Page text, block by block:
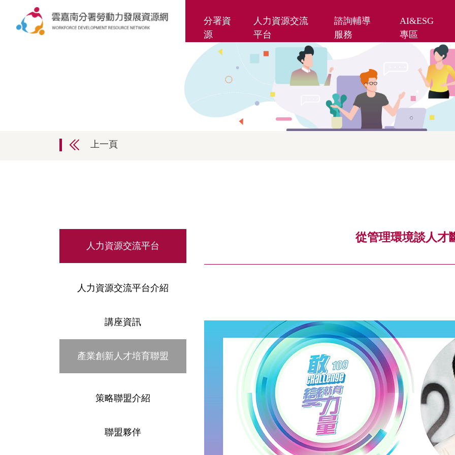
分署資
源
人力資源交流
平台
諮詢輔導
服務
AI&ESG
專區
上一頁
人力資源交流平台
人力資源交流平台介紹
講座資訊
產業創新人才培育聯盟
策略聯盟介紹
聯盟夥伴
從管理環境談人才